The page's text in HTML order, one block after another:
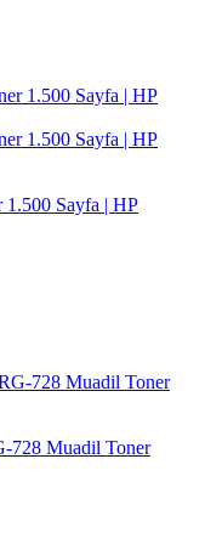
Sayfa | HP
728 Muadil Toner